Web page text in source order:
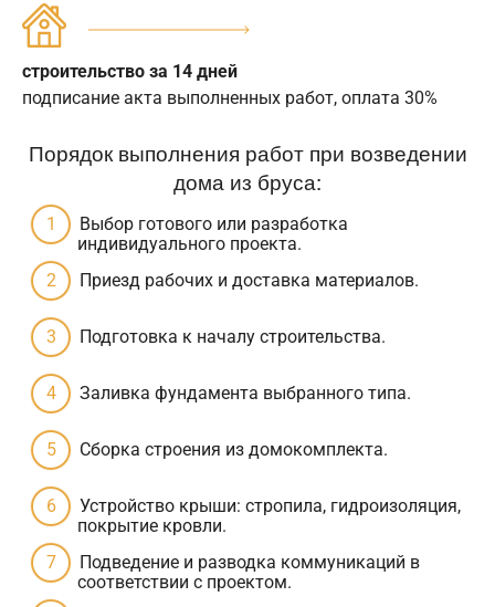
строительство за 14 дней
подписание акта выполненных работ, оплата 30%
Порядок выполнения работ при возведении
дома из бруса:
Выбор готового или разработка
индивидуального проекта.
Приезд рабочих и доставка материалов.
Подготовка к началу строительства.
Заливка фундамента выбранного типа.
Сборка строения из домокомплекта.
Устройство крыши: стропила, гидроизоляция,
покрытие кровли.
Подведение и разводка коммуникаций в
соответствии с проектом.